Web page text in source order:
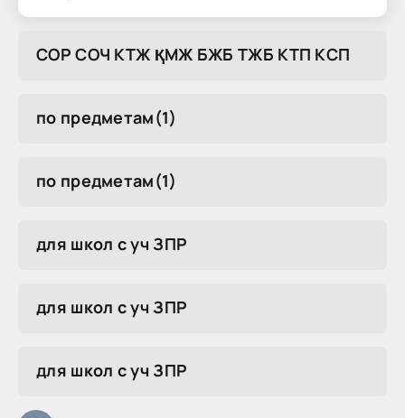
COP COЧ KTЖ ҚMЖ БЖБ TЖБ KTП KCП
по предметам(1)
по предметам(1)
для школ с уч ЗПР
для школ с уч ЗПР
для школ с уч ЗПР